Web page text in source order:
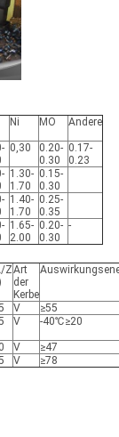
Ni MO Andere
0,30
0.20-
0.30
0.17-
0.23
1.30-
1.70
0.15-
0.30
1.40-
1.70
0.25-
0.35
1.65-
2.00
0.20-
0.30
-
ZArt
der
Kerbe
V
≥55
V -40℃≥20
V
≥47
V ≥78